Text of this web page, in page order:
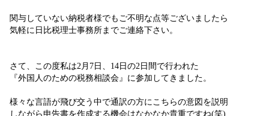
関与していない納税者様でもご不明な点等ございましたら
気軽に日比税理士事務所までご連絡下さい。
さて、この度私は2月7日、14日の2日間で行われた
『外国人のための税務相談会』に参加してきました。
様々な言語が飛び交う中で通訳の方にこちらの意図を説明
しながら申告書を作成する機会はなかなか貴重ですね(笑)